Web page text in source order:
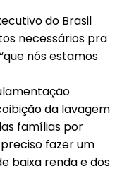
do Brasil
necessários pra
nós estamos
da lavagem
famílias por
fazer um
baixa renda e dos